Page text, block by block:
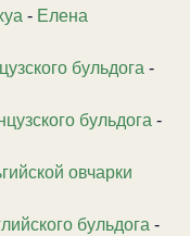
- Елена
бульдога -
бульдога -
овчарки
бульдога -